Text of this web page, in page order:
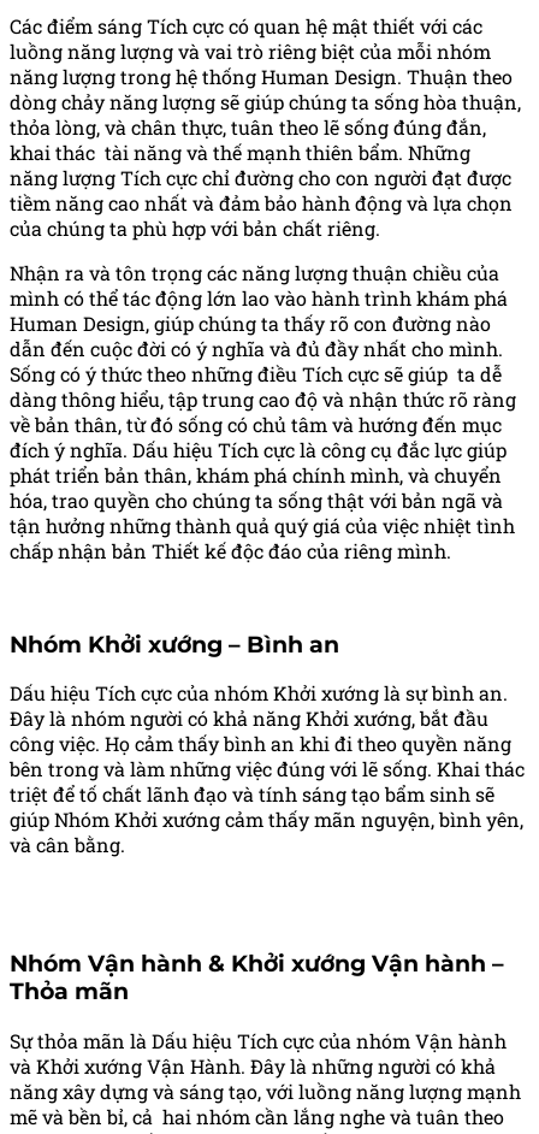
Các điểm sáng Tích cực có quan hệ mật thiết với các
luồng năng lượng và vai trò riêng biệt của mỗi nhóm
năng lượng trong hệ thống Human Design. Thuận theo
dòng chảy năng lượng sẽ giúp chúng ta sống hòa thuận,
thỏa lòng, và chân thực, tuân theo lẽ sống đúng đắn,
khai thác tài năng và thế mạnh thiên bẩm. Những
năng lượng Tích cực chỉ đường cho con người đạt được
tiềm năng cao nhất và đảm bảo hành động và lựa chọn
của chúng ta phù hợp với bản chất riêng.
Nhận ra và tôn trọng các năng lượng thuận chiều của
mình có thể tác động lớn lao vào hành trình khám phá
Human Design, giúp chúng ta thấy rõ con đường nào
dẫn đến cuộc đời có ý nghĩa và đủ đầy nhất cho mình.
Sống có ý thức theo những điều Tích cực sẽ giúp ta dễ
dàng thông hiểu, tập trung cao độ và nhận thức rõ ràng
về bản thân, từ đó sống có chủ tâm và hướng đến mục
đích ý nghĩa. Dấu hiệu Tích cực là công cụ đắc lực giúp
phát triển bản thân, khám phá chính mình, và chuyển
hóa, trao quyền cho chúng ta sống thật với bản ngã và
tận hưởng những thành quả quý giá của việc nhiệt tình
chấp nhận bản Thiết kế độc đáo của riêng mình.
Nhóm Khởi xướng – Bình an
Dấu hiệu Tích cực của nhóm Khởi xướng là sự bình an.
Đây là nhóm người có khả năng Khởi xướng, bắt đầu
công việc. Họ cảm thấy bình an khi đi theo quyền năng
bên trong và làm những việc đúng với lẽ sống. Khai thác
triệt để tố chất lãnh đạo và tính sáng tạo bẩm sinh sẽ
giúp Nhóm Khởi xướng cảm thấy mãn nguyện, bình yên,
và cân bằng.
Nhóm Vận hành & Khởi xướng Vận hành –
Thỏa mãn
Sự thỏa mãn là Dấu hiệu Tích cực của nhóm Vận hành
và Khởi xướng Vận Hành. Đây là những người có khả
năng xây dựng và sáng tạo, với luồng năng lượng mạnh
mẽ và bền bỉ, cả hai nhóm cần lắng nghe và tuân theo